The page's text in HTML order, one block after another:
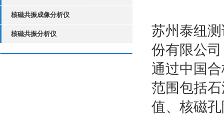
核磁共振成像分析仪
核磁共振分析仪
苏州泰纽
份有限公司
通过中国
范围包括
值、核磁